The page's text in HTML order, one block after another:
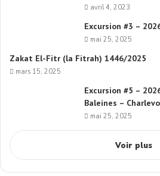
avril 4, 2023
Excursion #3 –
mai 25, 2025
Zakat El-Fitr (la Fitrah) 1446/2025
mars 15, 2025
Excursion #5 –
Baleines –
mai 25, 2025
Voir plus